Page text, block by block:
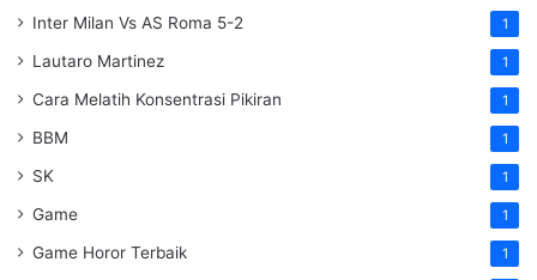
Inter Milan Vs AS Roma 5-2 1
Lautaro Martinez 1
Cara Melatih Konsentrasi Pikiran 1
BBM 1
SK 1
Game 1
Game Horor Terbaik 1